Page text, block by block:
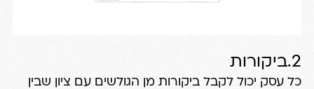
2.ביקורות
כל עסק יכול לקבל ביקורות מן הגולשים עם ציון שבין